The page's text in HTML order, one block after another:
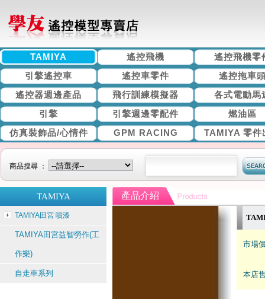
TAMIYA 遙控飛機
遙控飛機零
引擎遙控車
遙控車零件
遙控拖車
遙控器週邊產品
飛行訓練模擬器
各式電動馬
引擎
引擎週邊零配件
燃油區
仿真裝飾品/心情件
GPM RACING TAMIYA 零件
商品搜尋 ：
TAMIYA
TAMIYA田宮 噴漆
TAMIYA田宮益智勞作(工
作樂)
自走車系列
產品介紹
市場
本店